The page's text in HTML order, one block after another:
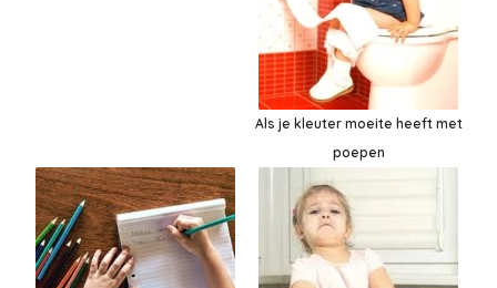
Als je kleuter moeite heeft met
poepen